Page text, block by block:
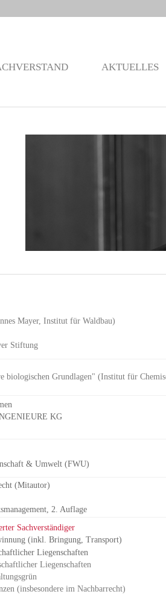
AKTUELLES
Mayer, Institut für Waldbau)
Stiftung
biologischen Grundlagen" (Institut für
KG
& Umwelt (FWU)
(Mitautor)
2. Auflage
r Sachverständiger
(inkl. Bringung, Transport)
r Liegenschaften
r Liegenschaften
(insbesondere im Nachbarrecht)